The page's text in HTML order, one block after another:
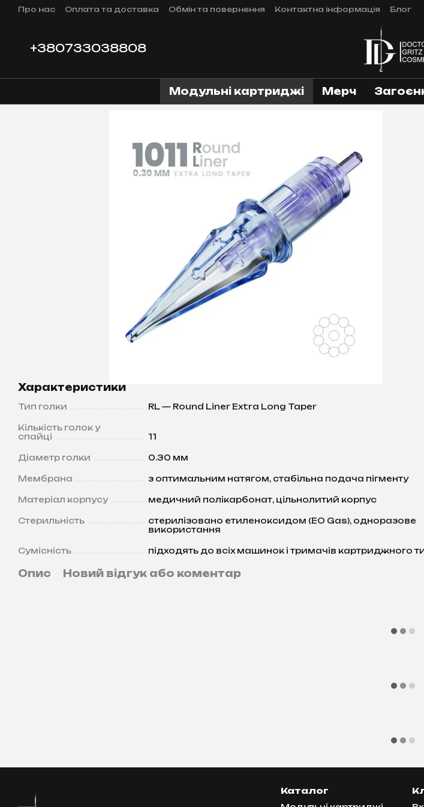
Перейти до основного контенту
Про нас Оплата та доставка Обмін та повернення Контактна інформація
Блог
+380733038808
Модульні картриджі Мерч
Характеристики
Тип голки RL — Round Liner Extra Long Taper
Кількість голок у
спайці
11
Діаметр голки 0.30 мм
Мембрана з оптимальним натягом, стабільна подача пігменту
Матеріал корпусу медичний полікарбонат, цільнолитий корпус
Стерильність
стерилізовано етиленоксидом (EO Gas), одноразове
використання
Сумісність підходять до всіх машинок і тримачів картриджного
Опис Новий відгук або коментар
Каталог